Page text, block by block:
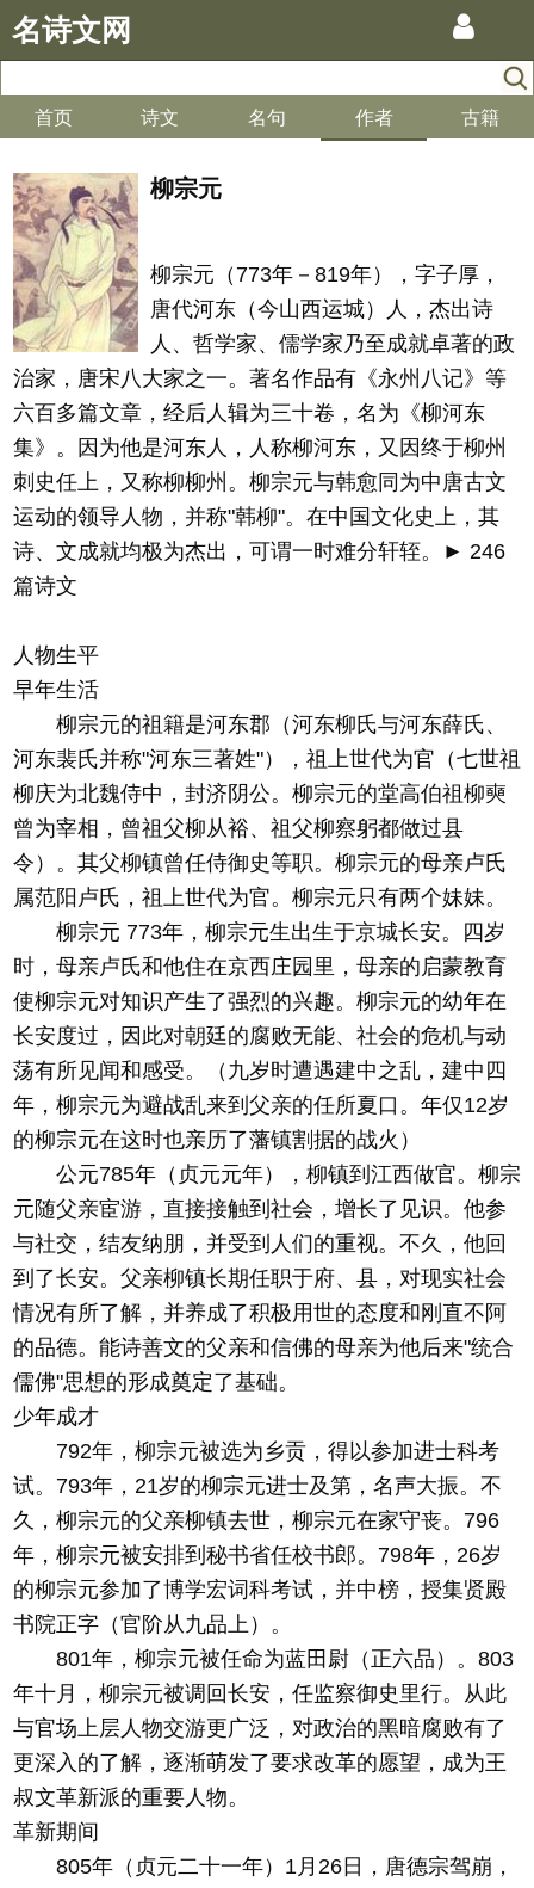
名诗文网
首页 诗文 名句 作者 古籍
柳宗元
柳宗元（773年－819年），字子厚，
唐代河东（今山西运城）人，杰出诗
人、哲学家、儒学家乃至成就卓著的政
治家，唐宋八大家之一。著名作品有《永州八记》等
六百多篇文章，经后人辑为三十卷，名为《柳河东
集》。因为他是河东人，人称柳河东，又因终于柳州
刺史任上，又称柳柳州。柳宗元与韩愈同为中唐古文
运动的领导人物，并称"韩柳"。在中国文化史上，其
诗、文成就均极为杰出，可谓一时难分轩轾。► 246
篇诗文
人物生平
早年生活
柳宗元的祖籍是河东郡（河东柳氏与河东薛氏、
河东裴氏并称"河东三著姓"），祖上世代为官（七世祖
柳庆为北魏侍中，封济阴公。柳宗元的堂高伯祖柳奭
曾为宰相，曾祖父柳从裕、祖父柳察躬都做过县
令）。其父柳镇曾任侍御史等职。柳宗元的母亲卢氏
属范阳卢氏，祖上世代为官。柳宗元只有两个妹妹。
柳宗元 773年，柳宗元生出生于京城长安。四岁
时，母亲卢氏和他住在京西庄园里，母亲的启蒙教育
使柳宗元对知识产生了强烈的兴趣。柳宗元的幼年在
长安度过，因此对朝廷的腐败无能、社会的危机与动
荡有所见闻和感受。（九岁时遭遇建中之乱，建中四
年，柳宗元为避战乱来到父亲的任所夏口。年仅12岁
的柳宗元在这时也亲历了藩镇割据的战火）
公元785年（贞元元年），柳镇到江西做官。柳宗
元随父亲宦游，直接接触到社会，增长了见识。他参
与社交，结友纳朋，并受到人们的重视。不久，他回
到了长安。父亲柳镇长期任职于府、县，对现实社会
情况有所了解，并养成了积极用世的态度和刚直不阿
的品德。能诗善文的父亲和信佛的母亲为他后来"统合
儒佛"思想的形成奠定了基础。
少年成才
792年，柳宗元被选为乡贡，得以参加进士科考
试。793年，21岁的柳宗元进士及第，名声大振。不
久，柳宗元的父亲柳镇去世，柳宗元在家守丧。796
年，柳宗元被安排到秘书省任校书郎。798年，26岁
的柳宗元参加了博学宏词科考试，并中榜，授集贤殿
书院正字（官阶从九品上）。
801年，柳宗元被任命为蓝田尉（正六品）。803
年十月，柳宗元被调回长安，任监察御史里行。从此
与官场上层人物交游更广泛，对政治的黑暗腐败有了
更深入的了解，逐渐萌发了要求改革的愿望，成为王
叔文革新派的重要人物。
革新期间
805年（贞元二十一年）1月26日，唐德宗驾崩，